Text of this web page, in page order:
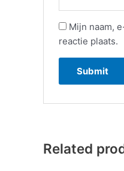
Mijn naam,
reactie plaats.
Related